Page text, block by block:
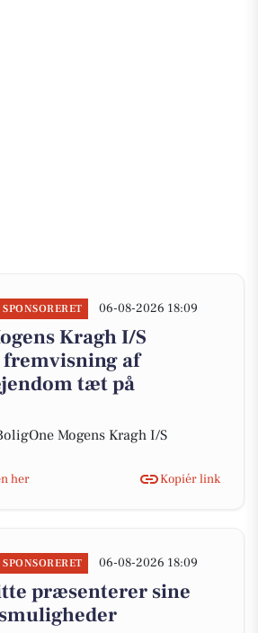
SPONSORERET 06-08-2026 18:09
Kragh I/S
af
tæt på
Mogens Kragh I/S
her Kopiér link
SPONSORERET 06-08-2026 18:09
præsenterer sine